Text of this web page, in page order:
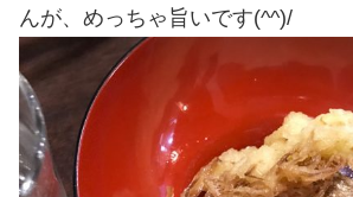
んが、めっちゃ旨いです(^^)/